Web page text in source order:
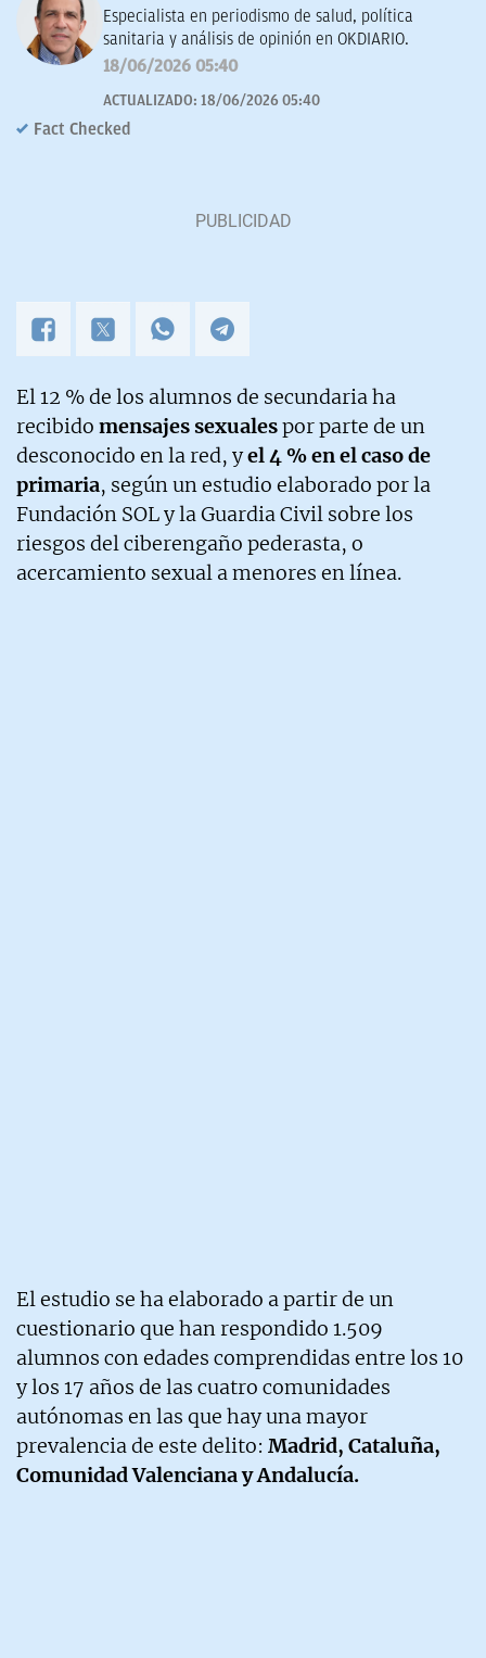
Especialista en periodismo de salud, política
sanitaria y análisis de opinión en OKDIARIO.
18/06/2026 05:40
ACTUALIZADO: 18/06/2026 05:40
Fact Checked
El 12 % de los alumnos de secundaria ha
recibido mensajes sexualespor parte de un
desconocido en la red, yel 4 % en el caso de
primaria, según un estudio elaborado por la
Fundación SOL y la Guardia Civil sobre los
riesgos del ciberengaño pederasta, o
acercamiento sexual a menores en línea.
El estudio se ha elaborado a partir de un
cuestionario que han respondido 1.509
alumnos con edades comprendidas entre los 10
y los 17 años de las cuatro comunidades
autónomas en las que hay una mayor
prevalencia de este delito: Madrid, Cataluña,
Comunidad Valenciana y Andalucía.